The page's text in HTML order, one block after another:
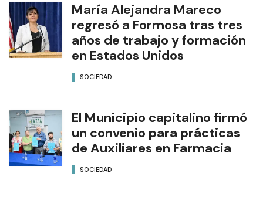
María Alejandra Mareco
regresó a Formosa tras tres
años de trabajo y formación
en Estados Unidos
SOCIEDAD
El Municipio capitalino firmó
un convenio para prácticas
de Auxiliares en Farmacia
SOCIEDAD